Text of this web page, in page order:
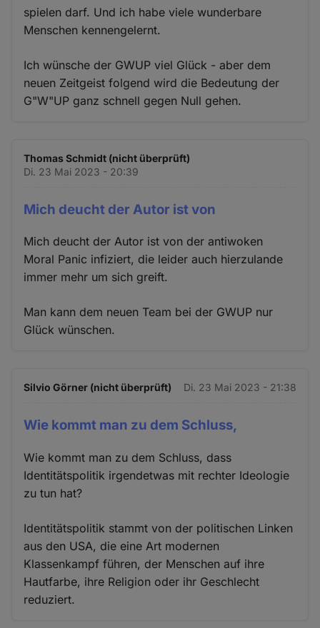
spielen darf. Und ich habe viele wunderbare
Menschen kennengelernt.
Ich wünsche der GWUP viel Glück - aber dem
neuen Zeitgeist folgend wird die Bedeutung der
G"W"UP ganz schnell gegen Null gehen.
Thomas Schmidt (nicht überprüft)
Di. 23 Mai 2023 - 20:39
Mich deucht der Autor ist von
Mich deucht der Autor ist von der antiwoken
Moral Panic infiziert, die leider auch hierzulande
immer mehr um sich greift.
Man kann dem neuen Team bei der GWUP nur
Glück wünschen.
Silvio Görner (nicht überprüft) Di. 23 Mai 2023 - 21:38
Wie kommt man zu dem Schluss,
Wie kommt man zu dem Schluss, dass
Identitätspolitik irgendetwas mit rechter Ideologie
zu tun hat?
Identitätspolitik stammt von der politischen Linken
aus den USA, die eine Art modernen
Klassenkampf führen, der Menschen auf ihre
Hautfarbe, ihre Religion oder ihr Geschlecht
reduziert.